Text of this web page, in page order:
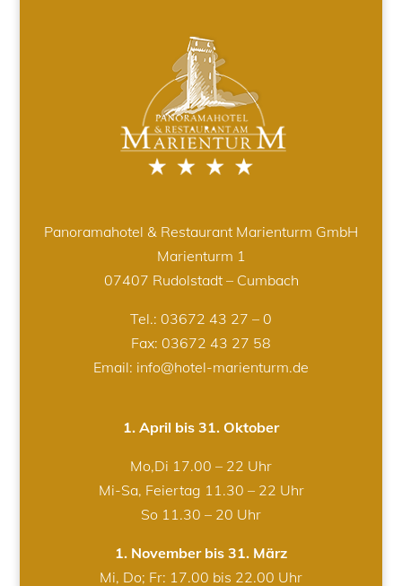
Panoramahotel & Restaurant Marienturm GmbH
Marienturm 1
07407 Rudolstadt – Cumbach
Tel.: 03672 43 27 – 0
Fax: 03672 43 27 58
Email: info@hotel-marienturm.de
1. April bis 31. Oktober
Mo,Di 17.00 – 22 Uhr
Mi-Sa, Feiertag 11.30 – 22 Uhr
So 11.30 – 20 Uhr
1. November bis 31. März
Mi, Do; Fr: 17.00 bis 22.00 Uhr